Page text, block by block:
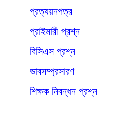
প্রত্যয়নপত্র
প্রাইমারী প্রশ্ন
বিসিএস প্রশ্ন
ভাবসম্প্রসারণ
শিক্ষক নিবন্ধন প্রশ্ন